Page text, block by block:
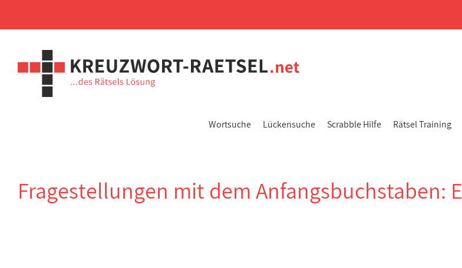
Wortsuche Lückensuche Scrabble Hilfe Rätsel Training
Fragestellungen mit dem Anfangsbuchstaben: E